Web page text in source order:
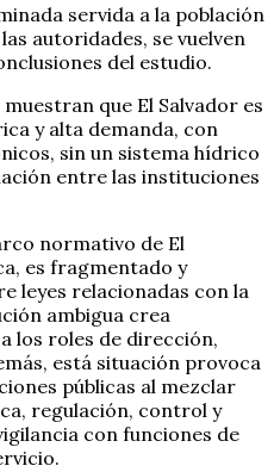
servida a la población
autoridades, se vuelven
del estudio.
que El Salvador es
y alta demanda, con
sin un sistema hídrico
entre las instituciones
normativo de El
es fragmentado y
leyes relacionadas con la
ambigua crea
los roles de dirección,
está situación provoca
públicas al mezclar
regulación, control y
con funciones de